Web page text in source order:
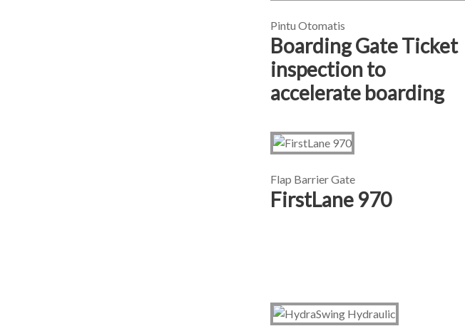
Pintu Otomatis
Boarding Gate Ticket
inspection to
accelerate boarding
Flap Barrier Gate
FirstLane 970